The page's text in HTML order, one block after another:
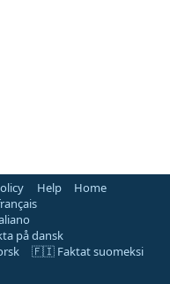
Help
Home
på dansk
🇫🇮 Faktat suomeksi